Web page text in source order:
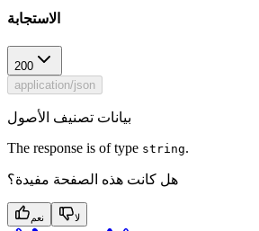
الاستجابة
200
application/json
بيانات تصنيف الأصول
The response is of type string.
هل كانت هذه الصفحة مفيدة؟
نعم لا